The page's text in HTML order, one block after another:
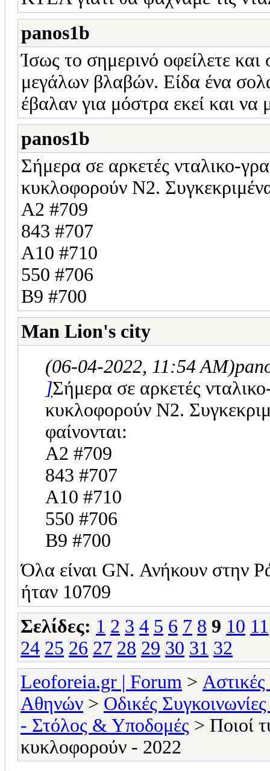
panos1b
Ίσως το σημερινό οφείλετε και
μεγάλων βλαβών. Είδα ένα
έβαλαν για μόστρα εκεί και
panos1b
Σήμερα σε αρκετές νταλικο-
κυκλοφορούν Ν2.
Α2 #709
843 #707
A10 #710
550 #706
B9 #700
Man Lion's city
(06-04-2022, 11:54 AM)
]Σήμερα σε αρκετές
κυκλοφορούν Ν2.
φαίνονται:
Α2 #709
843 #707
A10 #710
550 #706
B9 #700
Όλα είναι GN. Ανήκουν στην
ήταν 10709
Σελίδες: 1 2 3 4 5 6 7 8 9 10 11
24 25 26 27 28 29 30 31 32
Leoforeia.gr | Forum >
Αθηνών > Οδικές
- Στόλος & Υποδομές > Ποιοί
κυκλοφορούν - 2022